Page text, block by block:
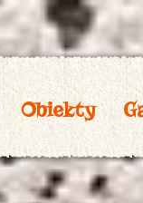
Obiekty